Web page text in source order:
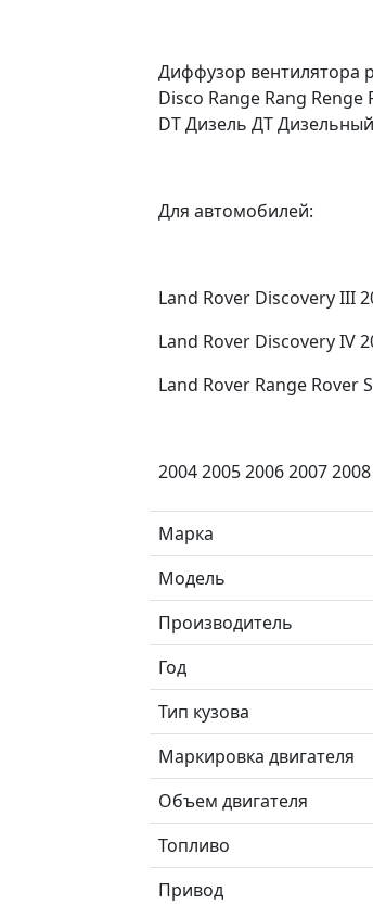
Диффузор вентилятора
Disco Range Rang
DT Дизель ДТ
Для автомобилей:
Land Rover Discovery III
Land Rover Discovery IV
Land Rover Range Rover
2004 2005 2006 2007
Марка
Модель
Производитель
Год
Тип кузова
Маркировка двигателя
Объем двигателя
Топливо
Привод